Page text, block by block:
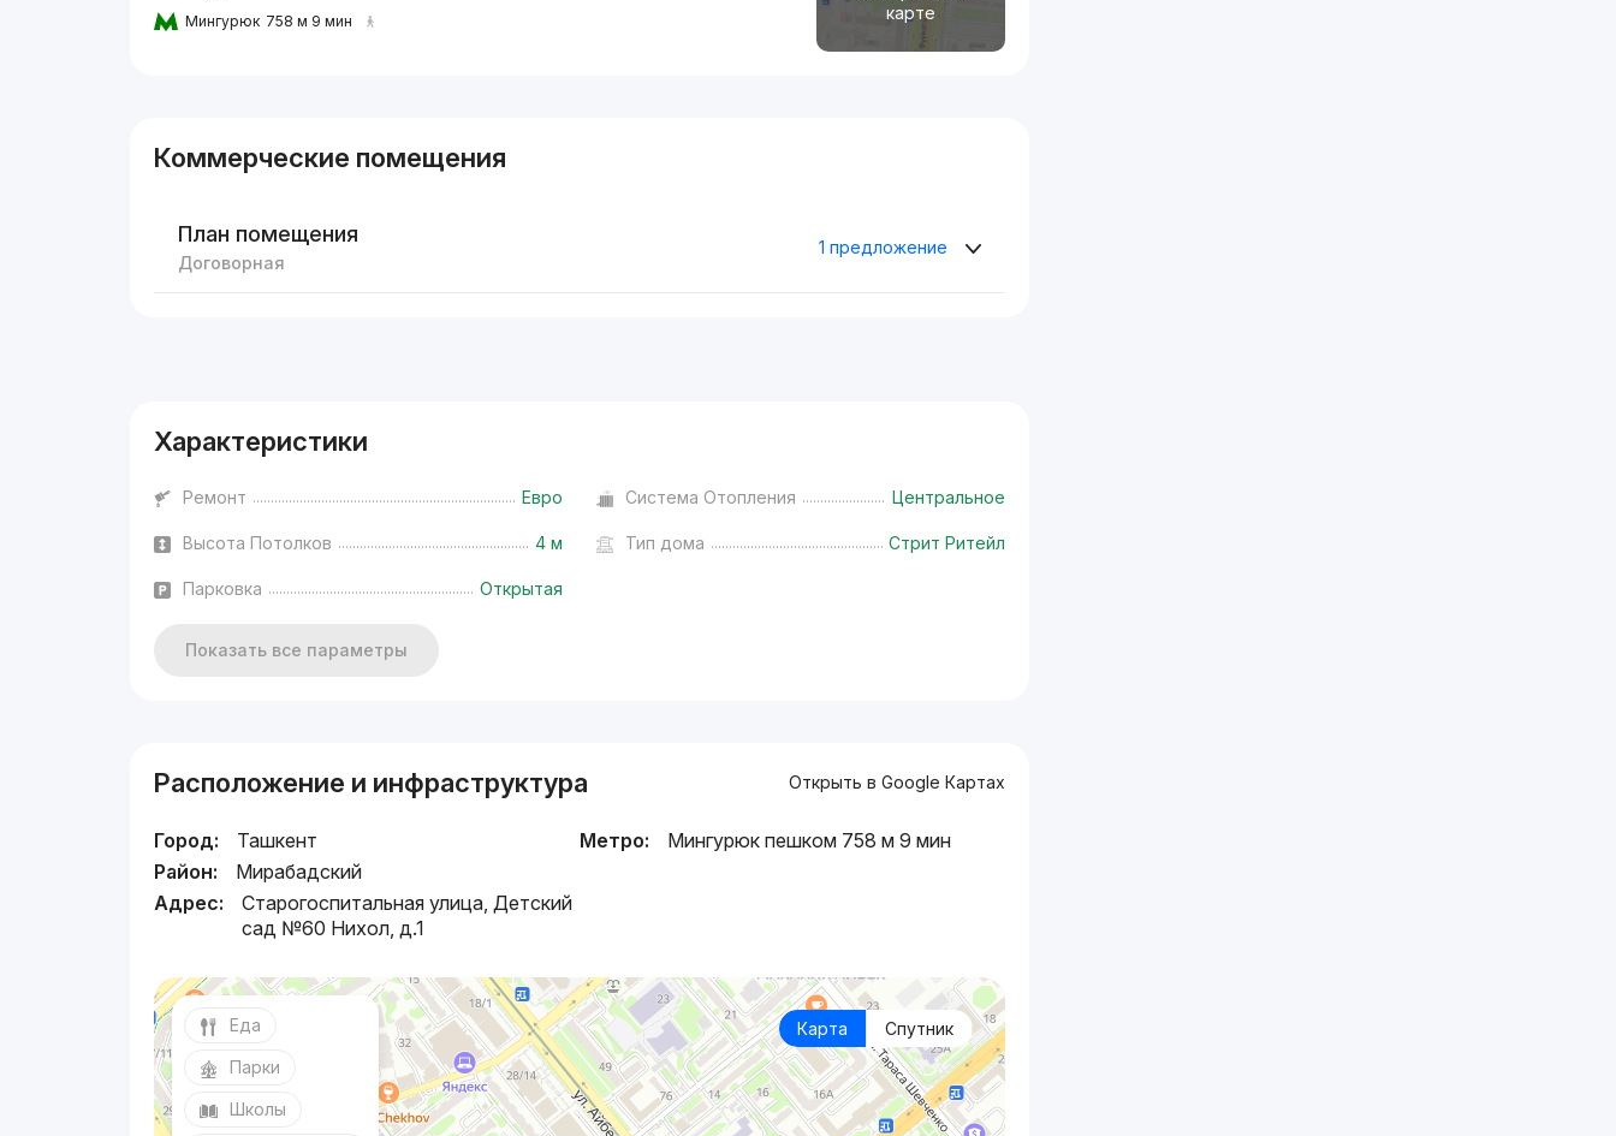
карте
Мингурюк 758 м 9 мин
Коммерческие помещения
План помещения
Договорная
1 предложение
Характеристики
Ремонт Евро Система Отопления Центральное
Высота Потолков 4 м Тип дома Стрит Ритейл
Парковка Открытая
Показать все параметры
Расположение и инфраструктура Открыть в Google Картах
Город:
Ташкент
Район:
Мирабадский
Адрес:
Старогоспитальная улица, Детский
сад №60 Нихол, д.1
Метро: Мингурюк пешком 758 м 9 мин
Карта Спутник
Еда
Парки
Школы